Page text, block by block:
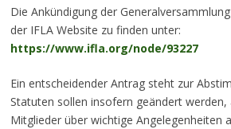
Die Ankündigung der
der IFLA Website zu finden unter:
https://www.ifla.org/node/93227
Ein entscheidender Antrag steht zur
Statuten sollen insofern geändert werden,
Mitglieder über wichtige Angelegenheiten